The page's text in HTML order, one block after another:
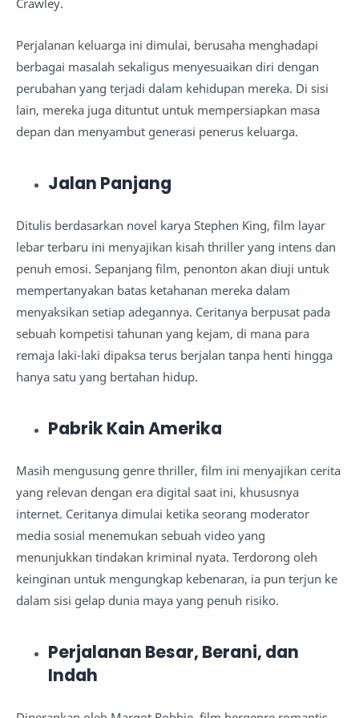
Perjalanan keluarga ini dimulai, berusaha menghadapi
berbagai masalah sekaligus menyesuaikan diri dengan
perubahan yang terjadi dalam kehidupan mereka. Di sisi
lain, mereka juga dituntut untuk mempersiapkan masa
depan dan menyambut generasi penerus keluarga.
Jalan Panjang
Ditulis berdasarkan novel karya Stephen King, film layar
lebar terbaru ini menyajikan kisah thriller yang intens dan
penuh emosi. Sepanjang film, penonton akan diuji untuk
mempertanyakan batas ketahanan mereka dalam
menyaksikan setiap adegannya. Ceritanya berpusat pada
sebuah kompetisi tahunan yang kejam, di mana para
remaja laki-laki dipaksa terus berjalan tanpa henti hingga
hanya satu yang bertahan hidup.
Pabrik Kain Amerika
Masih mengusung genre thriller, film ini menyajikan cerita
yang relevan dengan era digital saat ini, khususnya
internet. Ceritanya dimulai ketika seorang moderator
media sosial menemukan sebuah video yang
menunjukkan tindakan kriminal nyata. Terdorong oleh
keinginan untuk mengungkap kebenaran, ia pun terjun ke
dalam sisi gelap dunia maya yang penuh risiko.
Perjalanan Besar, Berani, dan
Indah